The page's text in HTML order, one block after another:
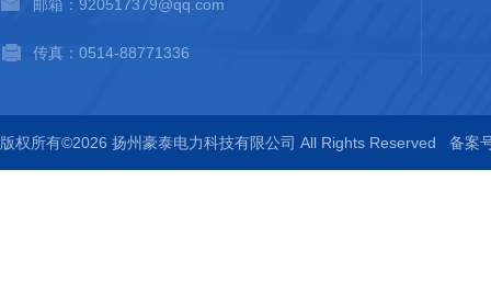
邮箱：920517379@qq.com
传真：0514-88771336
版权所有©2026 扬州豪泰电力科技有限公司 All Rights Reserved 备案